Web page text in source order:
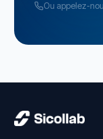
Ou appelez-